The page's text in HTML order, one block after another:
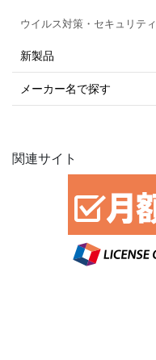
ウイルス対策・セキュリティ
新製品
メーカー名で探す
関連サイト